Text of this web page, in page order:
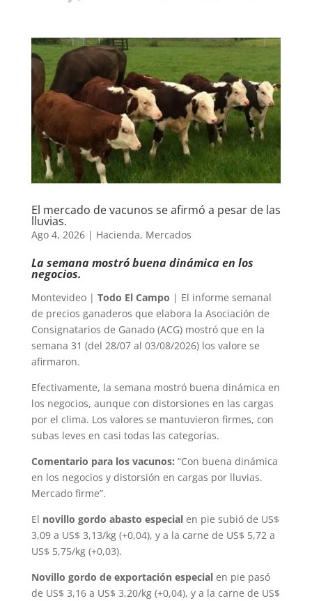
El mercado de vacunos se afirmó a pesar de las
lluvias.
Ago 4, 2026| Hacienda, Mercados
La semana mostró buena dinámica en los
negocios.
Montevideo | Todo El Campo | El informe semanal
de precios ganaderos que elabora la Asociación de
Consignatarios de Ganado (ACG) mostró que en la
semana 31 (del 28/07 al 03/08/2026) los valore se
afirmaron.
Efectivamente, la semana mostró buena dinámica en
los negocios, aunque con distorsiones en las cargas
por el clima. Los valores se mantuvieron firmes, con
subas leves en casi todas las categorías.
Comentario para los vacunos: “Con buena dinámica
en los negocios y distorsión en cargas por lluvias.
Mercado firme”.
El novillo gordo abasto especialen pie subió de US$
3,09 a US$ 3,13/kg (+0,04), y a la carne de US$ 5,72 a
US$ 5,75/kg (+0,03).
Novillo gordo de exportación especialen pie pasó
de US$ 3,16 a US$ 3,20/kg (+0,04), y a la carne de US$